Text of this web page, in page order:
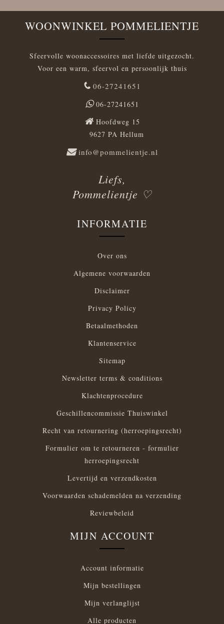
WOONWINKEL POMMELIENTJE
Sfeervolle woonaccessoires met liefde uitgezocht.
Voor een warm, sfeervol en persoonlijk thuis
06-27241651
06-27241651
Hoofdweg 15
9627 PA Hellum
info@pommelientje.nl
Liefs,
Pommelientje ♡
INFORMATIE
Over ons
Algemene voorwaarden
Disclaimer
Privacy Policy
Betaalmethoden
Klantenservice
Sitemap
Newsletter terms & conditions
Klachtenprocedure
Geschillencommissie Thuiswinkel
Recht van retournering (herroepingsrecht)
Formulier om te retourneren - formulier
herroepingsrecht
Levertijd en verzendkosten
Voorwaarden schademelden na verzending
Reviewbeleid
MIJN ACCOUNT
Account informatie
Mijn bestellingen
Mijn verlanglijst
Alle producten